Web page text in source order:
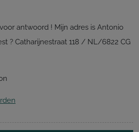
antwoord ! Mijn adres is Antonio
? Catharijnestraat 118 / NL/6822 CG